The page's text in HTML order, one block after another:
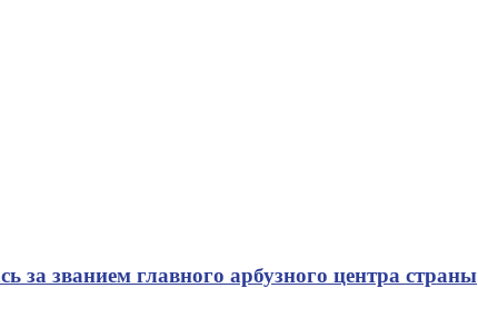
за званием главного арбузного центра страны